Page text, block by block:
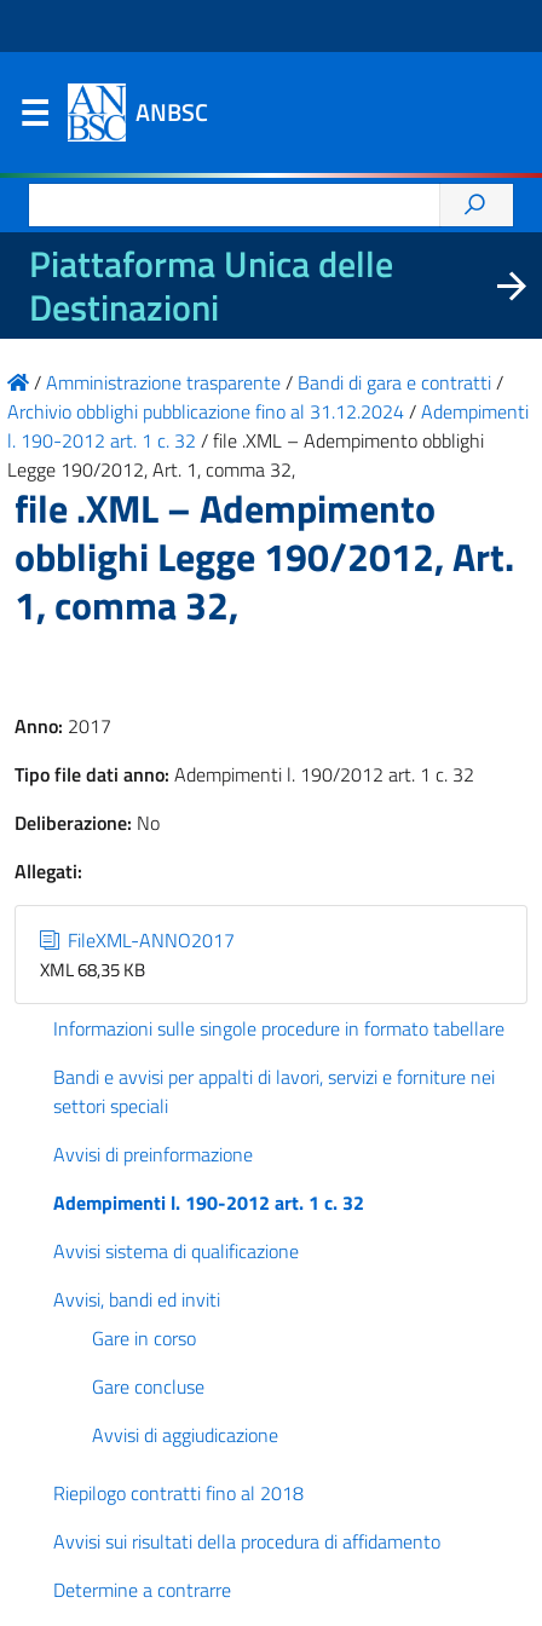
ANBSC
per:
Piattaforma Unica delle
Destinazioni
/Amministrazione trasparente/ Bandi di gara e contratti/
Archivio obblighi pubblicazione fino al 31.12.2024/Adempimenti
l. 190-2012 art. 1 c. 32 /file .XML – Adempimento obblighi
Legge 190/2012, Art. 1, comma 32,
file .XML – Adempimento
obblighi Legge 190/2012, Art.
1, comma 32,
Anno: 2017
Tipo file dati anno: Adempimenti l. 190/2012 art. 1 c. 32
Deliberazione: No
Allegati:
FileXML-ANNO2017
XML 68,35 KB
Informazioni sulle singole procedure in formato tabellare
Bandi e avvisi per appalti di lavori, servizi e forniture nei
settori speciali
Avvisi di preinformazione
Adempimenti l. 190-2012 art. 1 c. 32
Avvisi sistema di qualificazione
Avvisi, bandi ed inviti
Gare in corso
Gare concluse
Avvisi di aggiudicazione
Riepilogo contratti fino al 2018
Avvisi sui risultati della procedura di affidamento
Determine a contrarre